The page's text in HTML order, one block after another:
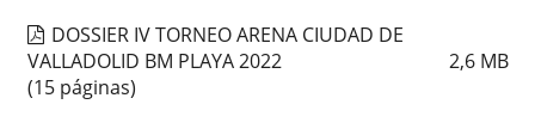
DOSSIER IV TORNEO ARENA CIUDAD DE
VALLADOLID BM PLAYA 2022
2,6 MB
(15 páginas)